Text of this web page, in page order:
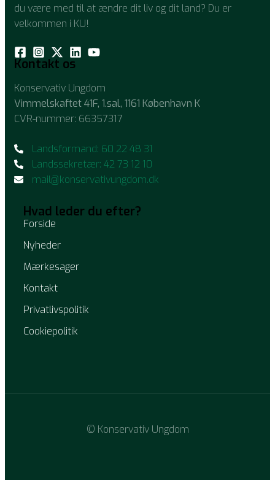
du være med til at ændre dit liv og dit land? Du er
velkommen i KU!
Kontakt os
Konservativ Ungdom
Vimmelskaftet 41F, 1.sal, 1161 København K
CVR-nummer: 66357317
Landsformand: 60 22 48 31
Landssekretær: 42 73 12 10
mail@konservativungdom.dk
Hvad leder du efter?
Forside
Nyheder
Mærkesager
Kontakt
Privatlivspolitik
Cookiepolitik
© Konservativ Ungdom